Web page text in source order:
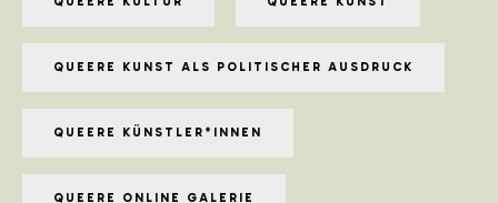
QUEERE KUNST ALS POLITISCHER AUSDRUCK
QUEERE KÜNSTLER*INNEN
QUEERE ONLINE GALERIE